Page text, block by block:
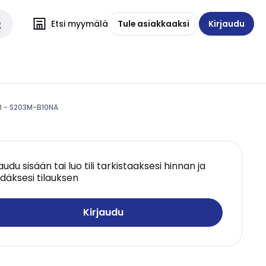
Etsi myymälä Tule asiakkaaksi Kirjaudu
S203M-B10NA
sisään tai luo tili tarkistaaksesi hinnan ja
tilauksen
Kirjaudu